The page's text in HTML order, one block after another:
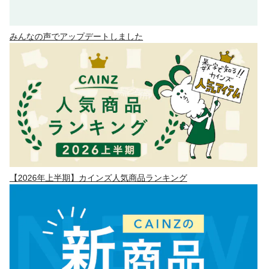
みんなの声でアップデートしました
【2026年上半期】カインズ人気商品ランキング